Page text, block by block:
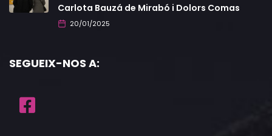
Carlota Bauzá de Mirabó i Dolors Comas
20/01/2025
SEGUEIX-NOS A: